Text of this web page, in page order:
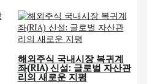
해외주식 국내시장 복귀계
좌(RIA) 신설: 글로벌 자산관
리의 새로운 지평